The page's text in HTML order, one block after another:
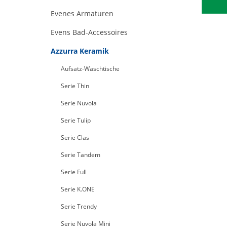
Evenes Armaturen
Evens Bad-Accessoires
Azzurra Keramik
Aufsatz-Waschtische
Serie Thin
Serie Nuvola
Serie Tulip
Serie Clas
Serie Tandem
Serie Full
Serie K.ONE
Serie Trendy
Serie Nuvola Mini